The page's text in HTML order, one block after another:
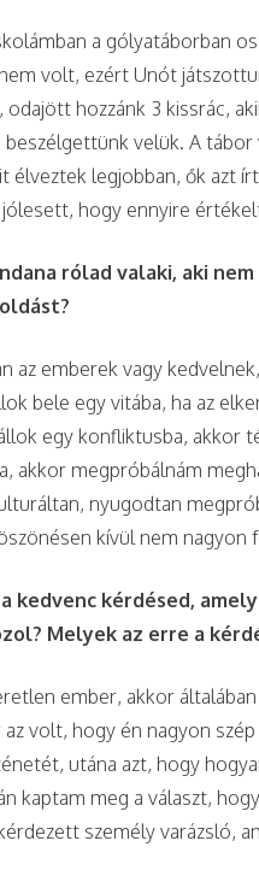
a gólyatáborban
volt, ezért Unót
odajött hozzánk 3 kissrác,
beszélgettünk velük. A
élveztek legjobban, ők azt
hogy ennyire
rólad valaki, aki
az emberek vagy
bele egy vitába, ha az
egy konfliktusba, akkor
akkor megpróbálnám
nyugodtan
kívül nem nagyon
kedvenc kérdésed,
Melyek az erre a
ember, akkor
az volt, hogy én nagyon
utána azt, hogy
kaptam meg a választ,
személy varázsló,